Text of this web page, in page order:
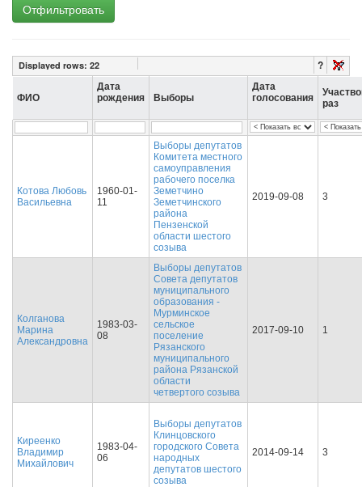
Отфильтровать
Displayed rows: 22 ?
ФИО
Дата
рождения
Выборы
Дата
голосования
раз
Котова Любовь
Васильевна
1960-01-
11
Выборы депутатов
Комитета местного
самоуправления
рабочего поселка
Земетчино
Земетчинского
района
Пензенской
области шестого
созыва
2019-09-08 3
Колганова
Марина
Александровна
1983-03-
08
Выборы депутатов
Совета депутатов
муниципального
образования -
Мурминское
сельское
поселение
Рязанского
муниципального
района Рязанской
области
четвертого созыва
2017-09-10 1
Киреенко
Владимир
Михайлович
1983-04-
06
Выборы депутатов
Клинцовского
городского Совета
народных
депутатов шестого
созыва
2014-09-14 3